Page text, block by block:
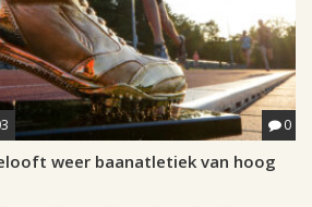
0
weer baanatletiek van hoog